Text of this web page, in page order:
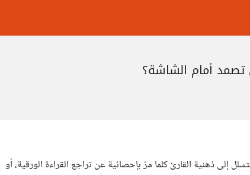
أمام الشاشة؟
ذهنية القارئ كلما مرّ بإحصائية عن تراجع القراءة الورقية، أو